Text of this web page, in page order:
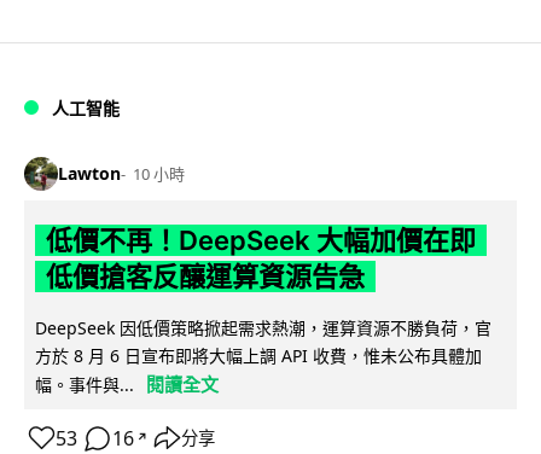
人工智能
Lawton 10 小時
低價不再！DeepSeek 大幅加價在即
低價搶客反釀運算資源告急
DeepSeek 因低價策略掀起需求熱潮，運算資源不勝負荷，官
方於 8 月 6 日宣布即將大幅上調 API 收費，惟未公布具體加
幅。事件與...
閱讀全文
53 16 ↗ 分享